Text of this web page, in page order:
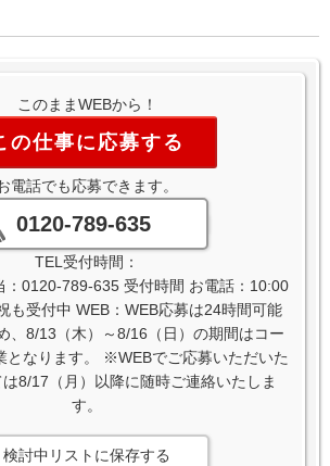
このままWEBから！
の仕事に応募する
電話でも応募できます。
0120-789-635
TEL受付時間：
：0120-789-635 受付時間 お電話：10:00
も受付中 WEB：WEB応募は24時間可能
、8/13（木）～8/16（日）の期間はコー
となります。 ※WEBでご応募いただいた
8/17（月）以降に随時ご連絡いたしま
す。
検討中リストに保存する